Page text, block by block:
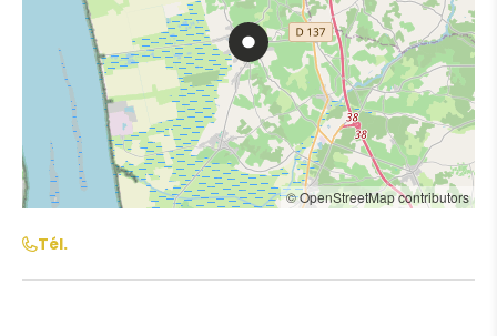
© OpenStreetMap contributors
Tél.